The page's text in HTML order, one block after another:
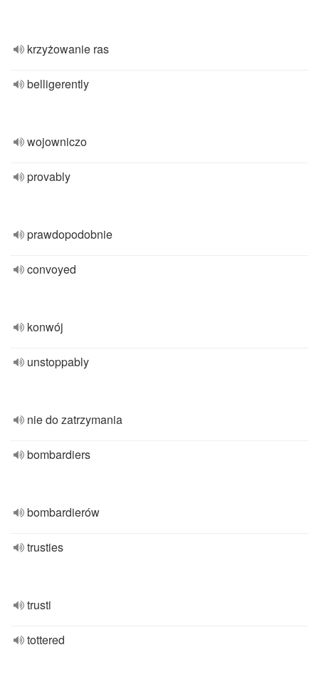
krzyżowanie ras
belligerently
wojowniczo
provably
prawdopodobnie
convoyed
konwój
unstoppably
nie do zatrzymania
bombardiers
bombardierów
trusties
trusti
tottered